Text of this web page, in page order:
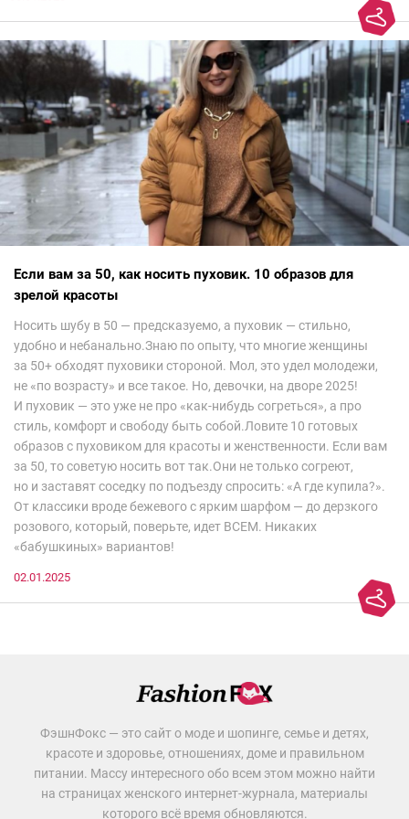
колорит Ближнего Востока на современный манер — это
невероятно красиво.Все стереотипы, какие были у меня насчет
арабских дизайнеров, рассеялись как дым. А столько красоты
сегодня сложно увидеть на других известных неделях
мод.Самое интересное сейчас покажу ?
Если вам за 50, как носить пуховик. 10 образов для
зрелой красоты
Носить шубу в 50 — предсказуемо, а пуховик — стильно,
удобно и небанально.Знаю по опыту, что многие женщины
за 50+ обходят пуховики стороной. Мол, это удел молодежи,
не «по возрасту» и все такое. Но, девочки, на дворе 2025!
И пуховик — это уже не про «как-нибудь согреться», а про
стиль, комфорт и свободу быть собой.Ловите 10 готовых
образов с пуховиком для красоты и женственности. Если вам
за 50, то советую носить вот так.Они не только согреют,
но и заставят соседку по подъезду спросить: «А где купила?».
От классики вроде бежевого с ярким шарфом — до дерзкого
розового, который, поверьте, идет ВСЕМ. Никаких
«бабушкиных» вариантов!
02.01.2025
ФэшнФокс — это сайт о моде и шопинге, семье и детях,
красоте и здоровье, отношениях, доме и правильном
питании. Массу интересного обо всем этом можно найти
на страницах женского интернет-журнала, материалы
которого всё время обновляются.